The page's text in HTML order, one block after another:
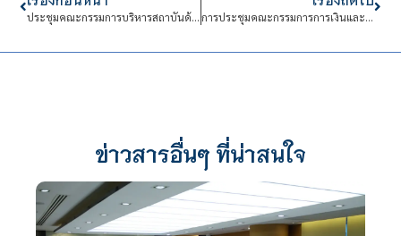
ประชุมคณะกรรมการบริหารสถาบันด้านการบริหารงานบุคคล (กบค.) ครั้งที่ 73 (10-ปีการศึกษา พ.ศ. 2567) การประชุมคณะกรรมการการเงินและทรัพย์สิน (กบง.) ครั้งที่ 71 (6/ปีงบประมาณ พ.ศ.2568)
ข่าวสารอื่นๆ ที่น่าสนใจ